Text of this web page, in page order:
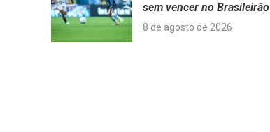
sem vencer no Brasileirão
8 de agosto de 2026